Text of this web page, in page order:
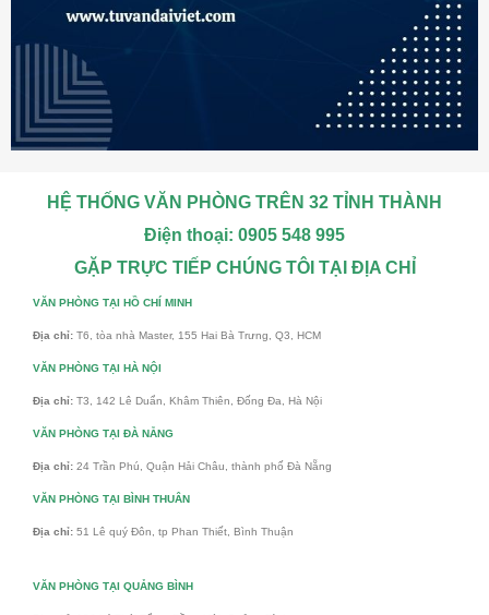
HỆ THỐNG VĂN PHÒNG TRÊN 32 TỈNH THÀNH
Điện thoại: 0905 548 995
GẶP TRỰC TIẾP CHÚNG TÔI TẠI ĐỊA CHỈ
VĂN PHÒNG TẠI HỒ CHÍ MINH
Địa chỉ: T6, tòa nhà Master, 155 Hai Bà Trưng, Q3, HCM
VĂN PHÒNG TẠI HÀ NỘI
Địa chỉ: T3, 142 Lê Duẩn, Khâm Thiên, Đống Đa, Hà Nội
VĂN PHÒNG TẠI ĐÀ NẴNG
Địa chỉ: 24 Trần Phú, Quận Hải Châu, thành phố Đà Nẵng
VĂN PHÒNG TẠI BÌNH THUÂN
Địa chỉ: 51 Lê quý Đôn, tp Phan Thiết, Bình Thuận
VĂN PHÒNG TẠI QUẢNG BÌNH